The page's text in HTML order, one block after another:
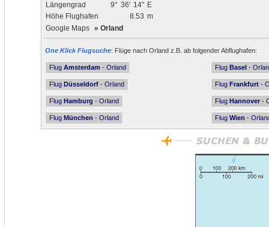
Längengrad
9° 36' 14" E
Höhe Flughafen
8.53 m
Google Maps » Orland
One Klick Flugsuche: Flüge nach Orland z.B. ab folgender Abflughafen:
Flug Amsterdam - Orland Flug Basel -
Flug Düsseldorf - Orland Flug Frankfurt -
Flug Hamburg - Orland Flug Hannover -
Flug München - Orland Flug Wien -